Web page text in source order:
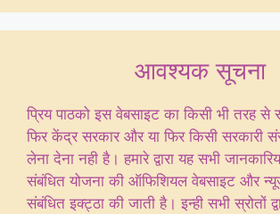
आवश्यक सूचना
प्रिय पाठको इस वेबसाइट का किसी भी तरह से
फिर केंद्र सरकार और या फिर किसी सरकारी
लेना देना नही है। हमारे द्वारा यह सभी
संबंधित योजना की ऑफिशियल वेबसाइट और
संबंधित इक्ट्ठा की जाती है। इन्ही सभी स्रोतों